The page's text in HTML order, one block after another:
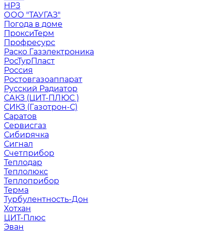
НРЗ
ООО "ТАУГАЗ"
Погода в доме
ПроксиТерм
Профресурс
Раско Газэлектроника
РосТурПласт
Россия
Ростовгазоаппарат
Русский Радиатор
САКЗ (ЦИТ-ПЛЮС )
СИКЗ (Газотрон-С)
Саратов
Сервисгаз
Сибирячка
Сигнал
Счетприбор
Теплодар
Теплолюкс
Теплоприбор
Терма
Турбулентность-Дон
Хотхан
ЦИТ-Плюс
Эван